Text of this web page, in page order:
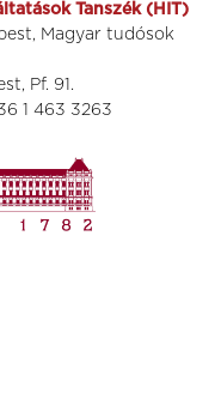
Tanszék (HIT)
Magyar tudósok
Pf. 91.
1 463 3263